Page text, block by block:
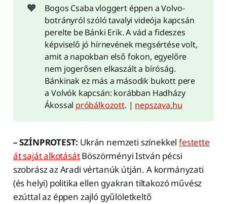
🧡
Bogos Csaba vloggert éppen a Volvo-
botrányról szóló tavalyi videója kapcsán
perelte be Bánki Erik. A vád a fideszes
képviselő jó hírnevének megsértése volt,
amit a napokban első fokon, egyelőre
nem jogerősen elkaszált a bíróság.
Bánkinak ez más a második bukott pere
a Volvók kapcsán: korábban Hadházy
Ákossal próbálkozott. | nepszava.hu
– SZÍNPROTEST: Ukrán nemzeti színekkelfestette
át saját alkotásátBöszörményi István pécsi
szobrász az Aradi vértanúk útján. A kormányzati
(és helyi) politika ellen gyakran tiltakozó művész
ezúttal az éppen zajló gyűlöletkeltő